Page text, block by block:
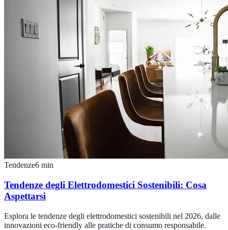
Tendenze6 min
Tendenze degli Elettrodomestici Sostenibili: Cosa
Aspettarsi
Esplora le tendenze degli elettrodomestici sostenibili nel 2026, dalle
innovazioni eco-friendly alle pratiche di consumo responsabile.